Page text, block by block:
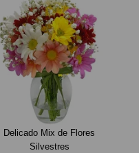
Delicado Mix de Flores
Silvestres